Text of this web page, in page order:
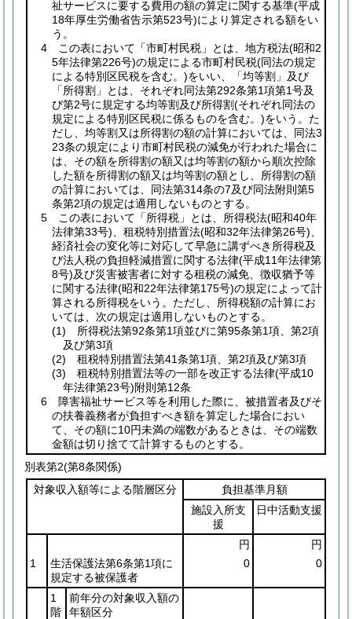
祉サービスに要する費用の額の算定に関する基準(平成
18年厚生労働省告示第523号)により算定される額をい
う。
4 この表において「市町村民税」とは、地方税法(昭和2
5年法律第226号)の規定による市町村民税(同法の規定
による特別区民税を含む。)をいい、「均等割」及び
「所得割」とは、それぞれ同法第292条第1項第1号及
び第2号に規定する均等割及び所得割(それぞれ同法の
規定による特別区民税に係るものを含む。)をいう。た
だし、均等割又は所得割の額の計算においては、同法3
23条の規定により市町村民税の減免が行われた場合に
は、その額を所得割の額又は均等割の額から順次控除
した額を所得割の額又は均等割の額とし、所得割の額
の計算においては、同法第314条の7及び同法附則第5
条第2項の規定は適用しないものとする。
5 この表において「所得税」とは、所得税法(昭和40年
法律第33号) 、租税特別措置法(昭和32年法律第26号)
経済社会の変化等に対応して早急に講ずべき所得税及
び法人税の負担軽減措置に関する法律(平成11年法律第
8号)及び災害被害者に対する租税の減免、徴収猶予等
に関する法律(昭和22年法律第175号)の規定によって計
算される所得税をいう。ただし、所得税額の計算にお
いては、次の規定は適用しないものとする。
(1) 所得税法第92条第1項並びに第95条第1項、第2項
及び第3項
(2) 租税特別措置法第41条第1項、第2項及び第3項
(3) 租税特別措置法等の一部を改正する法律(平成10
年法律第23号)附則第12条
6 障害福祉サービス等を利用した際に、被措置者及びそ
の扶養義務者が負担すべき額を算定した場合におい
て、その額に10円未満の端数があるときは、その端数
金額は切り捨てて計算するものとする。
別表第2(第8条関係)
対象収入額等による階層区分
負担基準月額
施設入所支
援
日中活動支援
円
円
1
生活保護法第6条第1項に
規定する被保護者
0 0
1
階
前年分の対象収入額の
年額区分